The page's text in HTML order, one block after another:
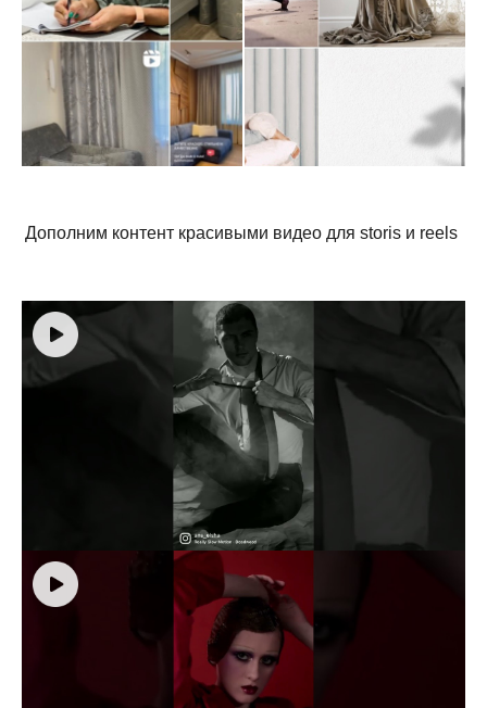
Дополним контент красивыми видео для storis и reels